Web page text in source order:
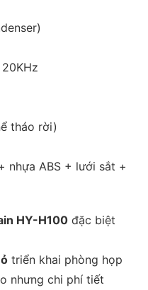
tháo rời)
nhựa ABS + lưới sắt +
HY-H100 đặc biệt
triển khai phòng họp
nhưng chi phí tiết